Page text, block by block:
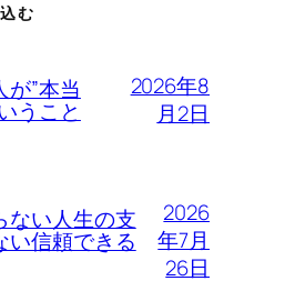
む
”本当
うこと
2026年8
月2日
ない人生の支
い信頼できる
2026
年7月
26日